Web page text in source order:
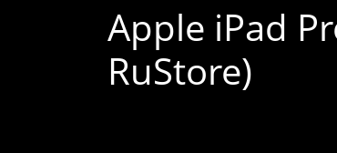
Apple iPad
RuStore)